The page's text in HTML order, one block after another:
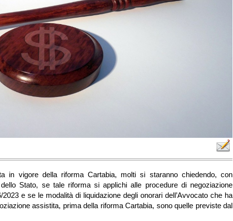
in vigore della riforma Cartabia, molti si staranno chiedendo, con
Stato, se tale riforma si applichi alle procedure di negoziazione
e se le modalità di liquidazione degli onorari dell’Avvocato che ha
assistita, prima della riforma Cartabia, sono quelle previste dal